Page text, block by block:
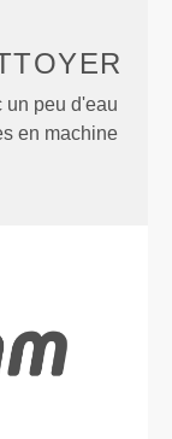
un peu d'eau
en machine